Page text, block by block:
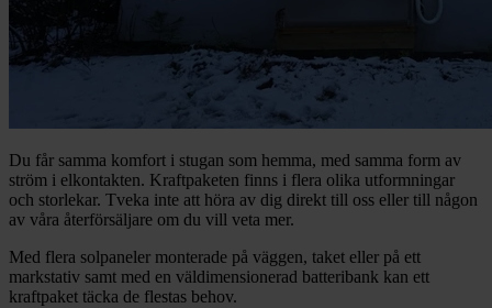
Du får samma komfort i stugan som hemma, med samma form av
ström i elkontakten. Kraftpaketen finns i flera olika utformningar
och storlekar. Tveka inte att höra av dig direkt till oss eller till någon
av våra återförsäljare om du vill veta mer.
Med flera solpaneler monterade på väggen, taket eller på ett
markstativ samt med en väldimensionerad batteribank kan ett
kraftpaket täcka de flestas behov.